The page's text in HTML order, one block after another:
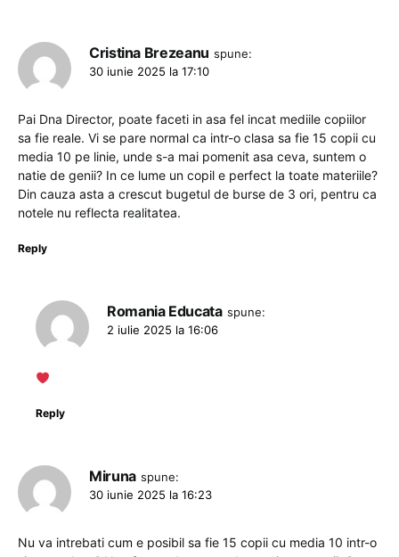
Cristina Brezeanu spune:
30 iunie 2025 la 17:10
Pai Dna Director, poate faceti in asa fel incat mediile copiilor
sa fie reale. Vi se pare normal ca intr-o clasa sa fie 15 copii cu
media 10 pe linie, unde s-a mai pomenit asa ceva, suntem o
natie de genii? In ce lume un copil e perfect la toate materiile?
Din cauza asta a crescut bugetul de burse de 3 ori, pentru ca
notele nu reflecta realitatea.
Reply
Romania Educata spune:
2 iulie 2025 la 16:06
Reply
Miruna spune:
30 iunie 2025 la 16:23
Nu va intrebati cum e posibil sa fie 15 copii cu media 10 intr-o